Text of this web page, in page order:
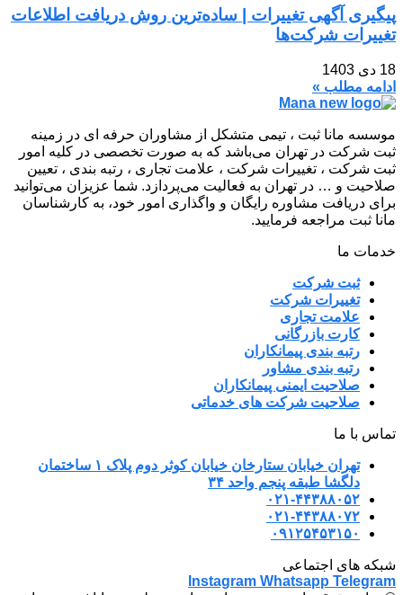
پیگیری آگهی تغییرات | ساده‌ترین روش دریافت اطلاعات
تغییرات شرکت‌ها
18 دی 1403
ادامه مطلب »
موسسه مانا ثبت ، تیمی متشکل از مشاوران حرفه ای در زمینه
ثبت شرکت در تهران می‌باشد که به صورت تخصصی در کلیه امور
ثبت شرکت ، تغییرات شرکت ، علامت تجاری ، رتبه بندی ، تعیین
صلاحیت و … در تهران به فعالیت می‌پردازد. شما عزیزان می‌توانید
برای دریافت مشاوره رایگان و واگذاری امور خود، به کارشناسان
مانا ثبت مراجعه فرمایید.
خدمات ما
ثبت شرکت
تغییرات شرکت
علامت تجاری
کارت بازرگانی
رتبه بندی پیمانکاران
رتبه بندی مشاور
صلاحیت ایمنی پیمانکاران
صلاحیت شرکت های خدماتی
تماس با ما
تهران خیابان ستارخان خیابان کوثر دوم پلاک ۱ ساختمان
دلگشا طبقه پنجم واحد ۳۴
۰۲۱-۴۴۳۸۸۰۵۲
۰۲۱-۴۴۳۸۸۰۷۲
۰۹۱۲۵۴۵۳۱۵۰
شبکه های اجتماعی
Instagram Whatsapp Telegram